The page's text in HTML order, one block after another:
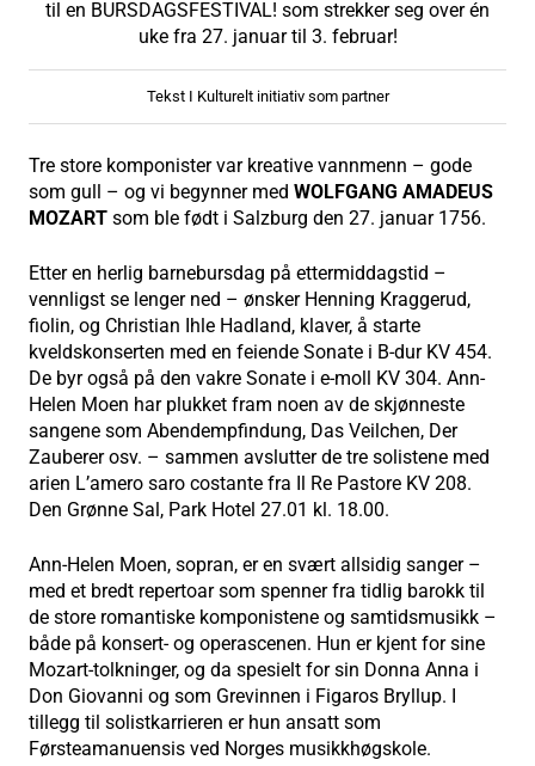
til en BURSDAGSFESTIVAL! som strekker seg over én
uke fra 27. januar til 3. februar!
Tekst I Kulturelt initiativ som partner
Tre store komponister var kreative vannmenn – gode
som gull – og vi begynner med WOLFGANG AMADEUS
MOZART som ble født i Salzburg den 27. januar 1756.
Etter en herlig barnebursdag på ettermiddagstid –
vennligst se lenger ned – ønsker Henning Kraggerud,
fiolin, og Christian Ihle Hadland, klaver, å starte
kveldskonserten med en feiende Sonate i B-dur KV 454.
De byr også på den vakre Sonate i e-moll KV 304. Ann-
Helen Moen har plukket fram noen av de skjønneste
sangene som Abendempfindung, Das Veilchen, Der
Zauberer osv. – sammen avslutter de tre solistene med
arien L’amero saro costante fra Il Re Pastore KV 208.
Den Grønne Sal, Park Hotel 27.01 kl. 18.00.
Ann-Helen Moen, sopran, er en svært allsidig sanger –
med et bredt repertoar som spenner fra tidlig barokk til
de store romantiske komponistene og samtidsmusikk –
både på konsert- og operascenen. Hun er kjent for sine
Mozart-tolkninger, og da spesielt for sin Donna Anna i
Don Giovanni og som Grevinnen i Figaros Bryllup. I
tillegg til solistkarrieren er hun ansatt som
Førsteamanuensis ved Norges musikkhøgskole.